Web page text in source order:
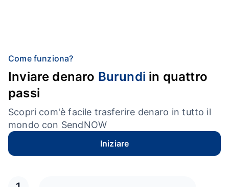
Come funziona?
Inviare denaro Burundi in quattro
passi
Scopri com'è facile trasferire denaro in tutto il
mondo con SendNOW
Iniziare